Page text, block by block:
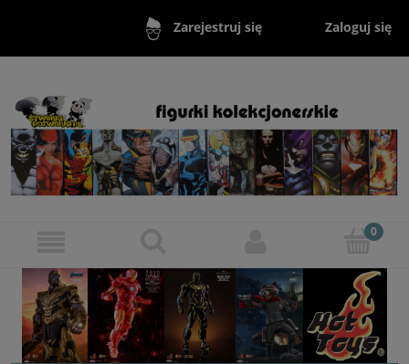
Zarejestruj się Zaloguj się